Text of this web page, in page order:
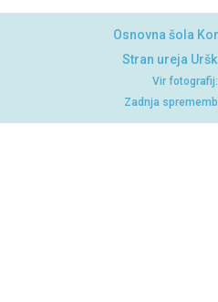
Osnovna šola
Stran ureja
Vir fotografij:
Zadnja